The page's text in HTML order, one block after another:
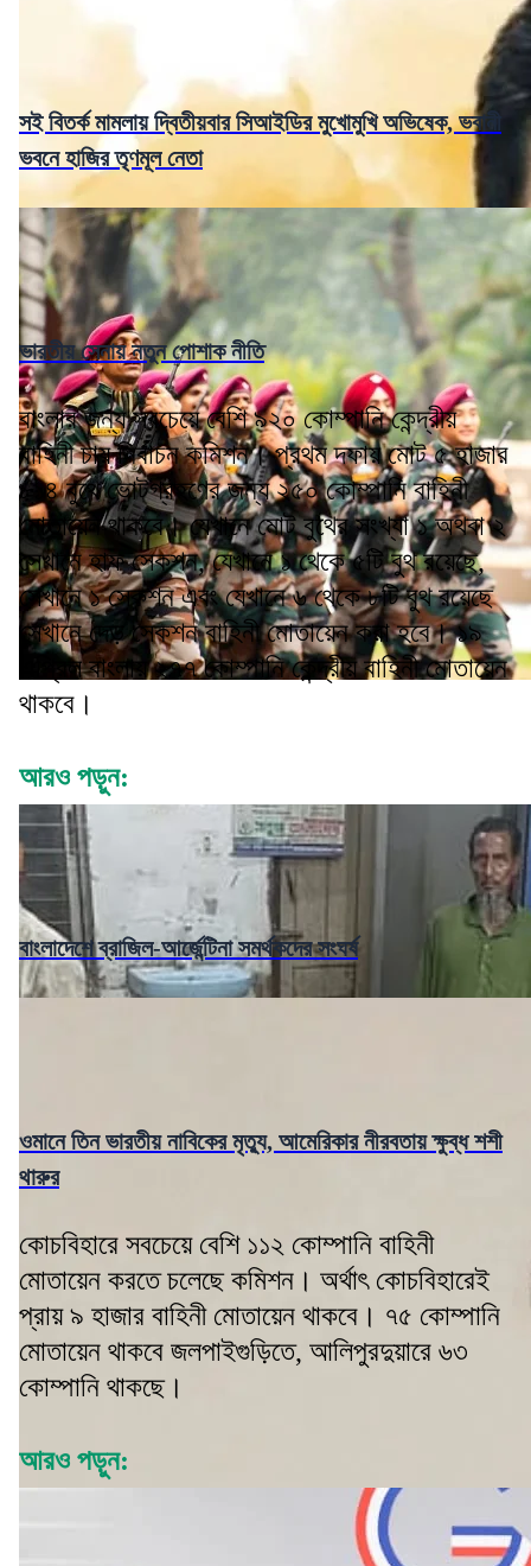
সই বিতর্ক মামলায় দ্বিতীয়বার সিআইডির মুখোমুখি অভিষেক, ভবানী
ভবনে হাজির তৃণমূল নেতা
ভারতীয় সেনায় নতুন পোশাক নীতি
বাংলার জন্য সবচেয়ে বেশি ৯২০ কোম্পানি কেন্দ্রীয়
বাহিনী চায় নির্বাচন কমিশন। প্রথম দফায় মোট ৫ হাজার
৮১৪ বুথে ভোটগ্রহণের জন্য ২৫০ কোম্পানি বাহিনী
মোতায়েন থাকবে। যেখানে মোট বুথের সংখ্যা ১ অথবা ২
সেখানে হাফ সেকশন, যেখানে ১ থেকে ৫টি বুথ রয়েছে,
সেখানে ১ সেকশন এবং যেখানে ৬ থেকে ৮টি বুথ রয়েছে
সেখানে দেড় সেকশন বাহিনী মোতায়েন করা হবে। ১৯
এপ্রিল বাংলায় ২৭৭ কোম্পানি কেন্দ্রীয় বাহিনী মোতায়েন
থাকবে।
আরও পড়ুন:
বাংলাদেশে ব্রাজিল-আর্জেন্টিনা সমর্থকদের সংঘর্ষ
ওমানে তিন ভারতীয় নাবিকের মৃত্যু, আমেরিকার নীরবতায় ক্ষুব্ধ শশী
থারুর
কোচবিহারে সবচেয়ে বেশি ১১২ কোম্পানি বাহিনী
মোতায়েন করতে চলেছে কমিশন। অর্থাৎ কোচবিহারেই
প্রায় ৯ হাজার বাহিনী মোতায়েন থাকবে। ৭৫ কোম্পানি
মোতায়েন থাকবে জলপাইগুড়িতে, আলিপুরদুয়ারে ৬৩
কোম্পানি থাকছে।
আরও পড়ুন: